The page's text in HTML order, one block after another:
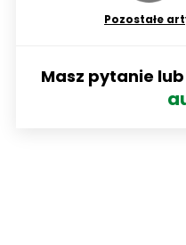
Pozostałe
Masz pytanie